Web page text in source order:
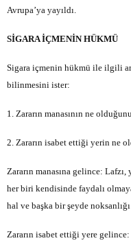
Avrupa’ya yayıldı.
SİGARA İÇMENİN HÜKMÜ
Sigara içmenin hükmü ile ilgili
bilinmesini ister:
1. Zararın manasının ne olduğunu
2. Zararın isabet ettiği yerin ne
Zararın manasına gelince:
her biri kendisinde faydalı
hal ve başka bir şeyde
Zararın isabet ettiği yere